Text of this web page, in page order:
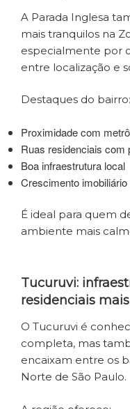
A Parada Inglesa
mais tranquilos na
especialmente por
entre localização e
Destaques do bairro:
Proximidade com metrô
Ruas residenciais com
Boa infraestrutura local
Crescimento
É ideal para quem
ambiente mais
Tucuruvi:
residenciais
O Tucuruvi é
completa, mas
encaixam entre os
Norte de São Paulo.